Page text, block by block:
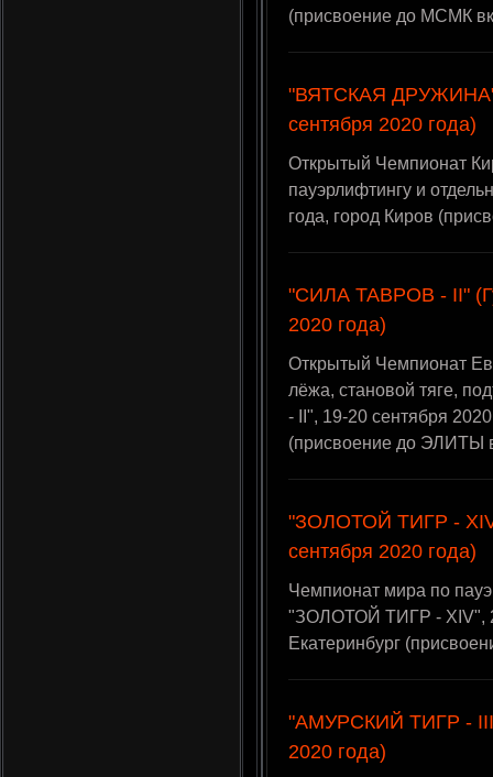
(присвоение до МСМК
"ВЯТСКАЯ ДРУЖИНА"
сентября 2020 года)
Открытый Чемпионат
пауэрлифтингу и
года, город Киров
"СИЛА ТАВРОВ - II"
2020 года)
Открытый Чемпионат
лёжа, становой тяге,
- II", 19-20 сентября
(присвоение до ЭЛИТЫ
"ЗОЛОТОЙ ТИГР -
сентября 2020 года)
Чемпионат мира по
"ЗОЛОТОЙ ТИГР - XIV",
Екатеринбург
"АМУРСКИЙ ТИГР - III"
2020 года)